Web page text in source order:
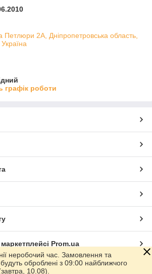
2А, Дніпропетровська область,
графік роботи
Prom.ua
неробочий час. Замовлення та
оброблені з 09:00 найближчого
10.08).